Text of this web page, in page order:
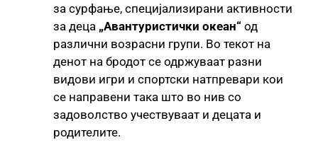
за сурфање, специјализирани активности
за деца „Авантуристички океан“ од
различни возрасни групи. Во текот на
денот на бродот се одржуваат разни
видови игри и спортски натпревари кои
се направени така што во нив со
задоволство учествуваат и децата и
родителите.